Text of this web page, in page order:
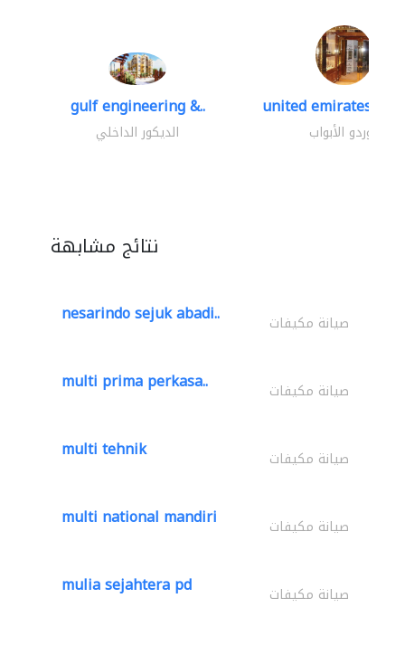
gulf engineering &..
الديكور الداخلي
united emirates
موردو الأبواب
نتائج مشابهة
nesarindo sejuk abadi.. صيانة مكيفات
multi prima perkasa.. صيانة مكيفات
multi tehnik صيانة مكيفات
multi national mandiri صيانة مكيفات
mulia sejahtera pd صيانة مكيفات